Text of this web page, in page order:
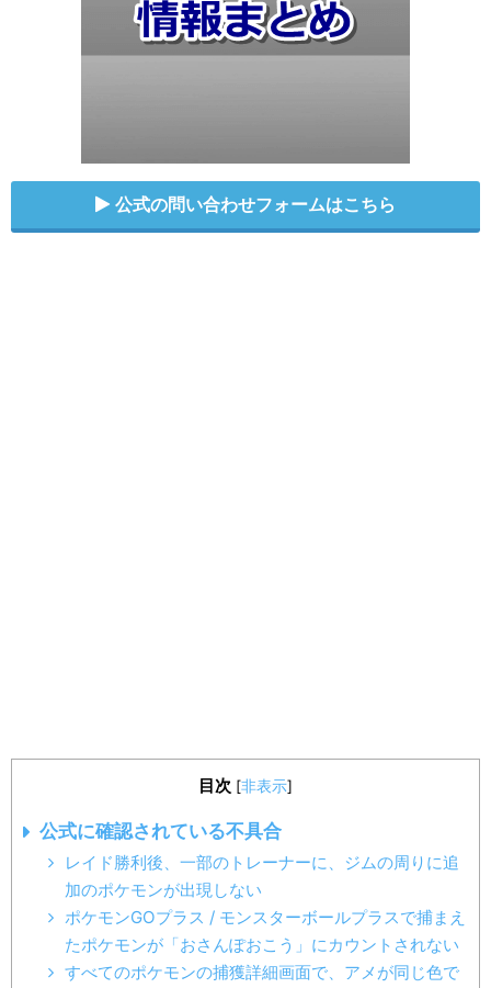
公式の問い合わせフォームはこちら
目次 [非表示]
公式に確認されている不具合
レイド勝利後、一部のトレーナーに、ジムの周りに追
加のポケモンが出現しない
ポケモンGOプラス / モンスターボールプラスで捕まえ
たポケモンが「おさんぽおこう」にカウントされない
すべてのポケモンの捕獲詳細画面で、アメが同じ色で